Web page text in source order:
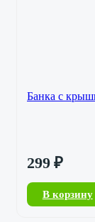
Банка с
299 ₽
В корзину